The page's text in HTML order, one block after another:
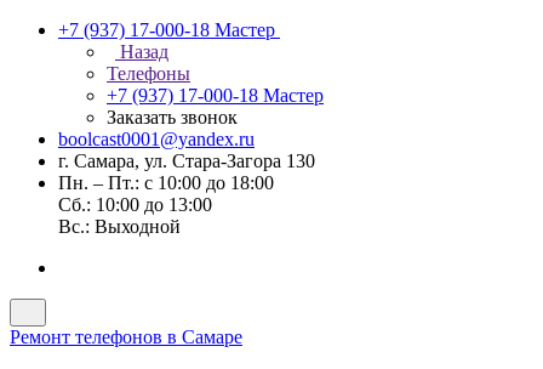
+7 (937) 17-000-18 Мастер
Назад
Телефоны
+7 (937) 17-000-18 Мастер
Заказать звонок
boolcast0001@yandex.ru
г. Самара, ул. Стара-Загора 130
Пн. – Пт.: с 10:00 до 18:00
Сб.: 10:00 до 13:00
Вс.: Выходной
Ремонт телефонов в Самаре